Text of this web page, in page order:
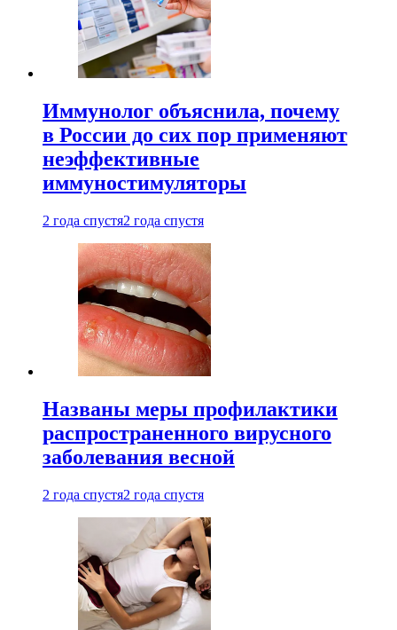
Иммунолог объяснила, почему
в России до сих пор применяют
неэффективные
иммуностимуляторы
2 года спустя2 года спустя
Названы меры профилактики
распространенного вирусного
заболевания весной
2 года спустя2 года спустя